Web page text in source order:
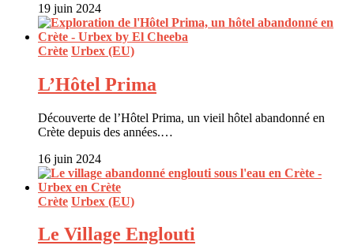
19 juin 2024
Crète Urbex (EU)
L’Hôtel Prima
Découverte de l’Hôtel Prima, un vieil hôtel abandonné en
Crète depuis des années.…
16 juin 2024
Crète Urbex (EU)
Le Village Englouti